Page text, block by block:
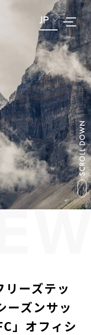
JP
ーズテッ
ーズンサッ
」オフィシ